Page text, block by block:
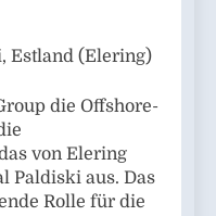
Estland (Elering)
die Offshore-
von Elering
Paldiski aus. Das
Rolle für die